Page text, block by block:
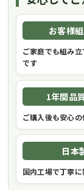
お客様
ご家庭でも組み
です
1年間品
ご購入後も安心
日本
国内工場で丁寧に